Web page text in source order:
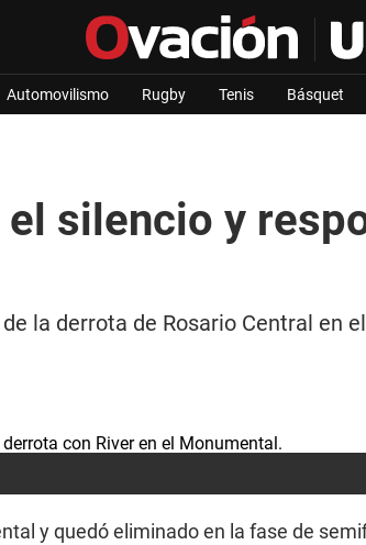
Automovilismo Rugby Tenis Básquet
silencio y
la derrota de Rosario Central en
y quedó eliminado en la fase de